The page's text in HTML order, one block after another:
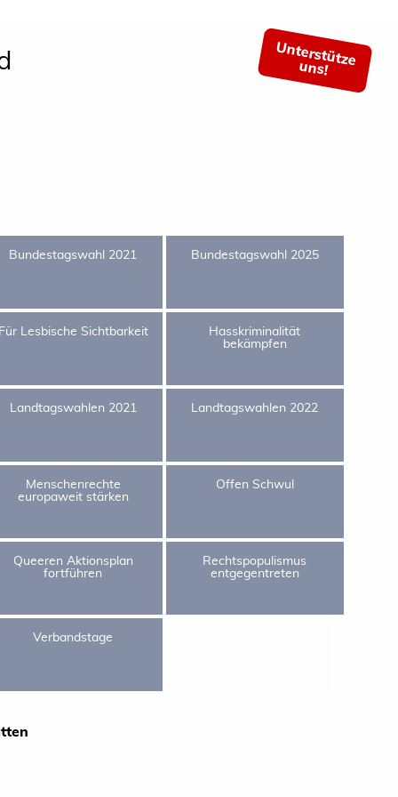
Unterstütze
uns!
Bundestagswahl 2021 Bundestagswahl 2025
Lesbische Sichtbarkeit Hasskriminalität
bekämpfen
Landtagswahlen 2021 Landtagswahlen 2022
Menschenrechte
europaweit stärken
Offen Schwul
Queeren Aktionsplan
fortführen
Rechtspopulismus
entgegentreten
Verbandstage